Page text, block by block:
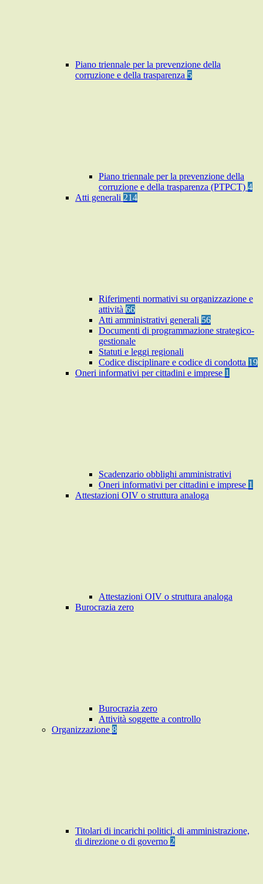
Piano triennale per la prevenzione della
corruzione e della trasparenza 5
Piano triennale per la prevenzione della
corruzione e della trasparenza (PTPCT) 4
Atti generali 214
Riferimenti normativi su organizzazione e
attività 66
Atti amministrativi generali 56
Documenti di programmazione strategico-
gestionale
Statuti e leggi regionali
Codice disciplinare e codice di condotta 19
Oneri informativi per cittadini e imprese 1
Scadenzario obblighi amministrativi
Oneri informativi per cittadini e imprese 1
Attestazioni OIV o struttura analoga
Attestazioni OIV o struttura analoga
Burocrazia zero
Burocrazia zero
Attività soggette a controllo
Organizzazione 8
Titolari di incarichi politici, di amministrazione,
di direzione o di governo 2